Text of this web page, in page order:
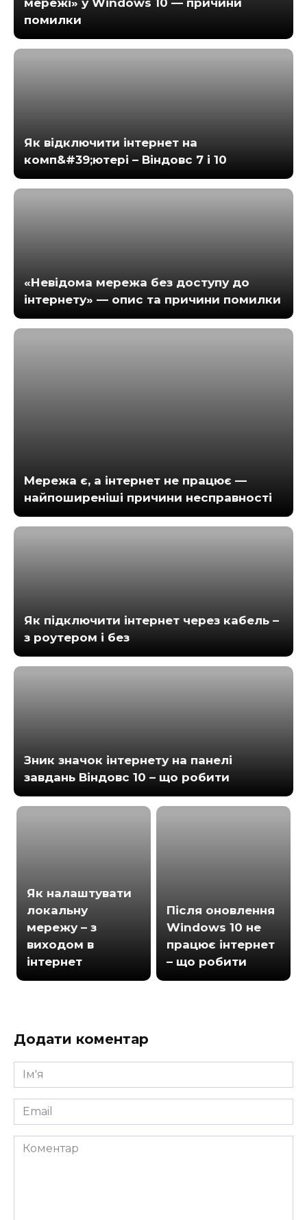
мережі» у Windows 10 — причини
помилки
Як відключити інтернет на
комп&#39;ютері – Віндовс 7 і 10
«Невідома мережа без доступу до
інтернету» — опис та причини помилки
Мережа є, а інтернет не працює —
найпоширеніші причини несправності
Як підключити інтернет через кабель –
з роутером і без
Зник значок інтернету на панелі
завдань Віндовс 10 – що робити
Як налаштувати
локальну
мережу – з
виходом в
інтернет
Після оновлення
Windows 10 не
працює інтернет
– що робити
Додати коментар
Ім'я
*
Email
*
Коментар